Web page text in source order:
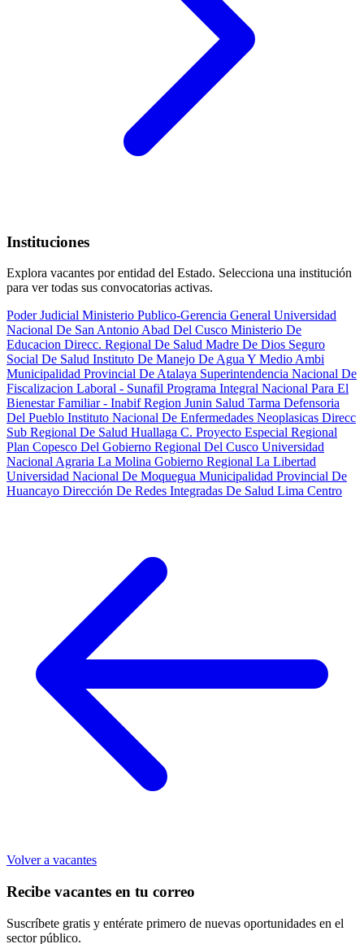
Instituciones
Explora vacantes por entidad del Estado. Selecciona una institución
para ver todas sus convocatorias activas.
Poder Judicial Ministerio Publico-Gerencia General Universidad
Nacional De San Antonio Abad Del Cusco Ministerio De
Educacion Direcc. Regional De Salud Madre De Dios Seguro
Social De Salud Instituto De Manejo De Agua Y Medio Ambi
Municipalidad Provincial De Atalaya Superintendencia Nacional De
Fiscalizacion Laboral - Sunafil Programa Integral Nacional Para El
Bienestar Familiar - InabifRegion Junin Salud Tarma Defensoria
Del Pueblo Instituto Nacional De Enfermedades Neoplasicas Direcc
Sub Regional De Salud Huallaga C. Proyecto Especial Regional
Plan Copesco Del Gobierno Regional Del Cusco Universidad
Nacional Agraria La Molina Gobierno Regional La Libertad
Universidad Nacional De Moquegua Municipalidad Provincial De
Huancayo Dirección De Redes Integradas De Salud Lima Centro
Volver a vacantes
Recibe vacantes en tu correo
Suscríbete gratis y entérate primero de nuevas oportunidades en el
sector público.